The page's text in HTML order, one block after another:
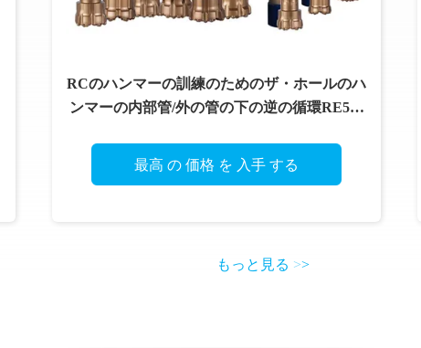
RCのハンマーの訓練のためのザ・ホールのハ
ンマーの内部管/外の管の下の逆の循環RE531
最高 の 価格 を 入手 する
もっと見る >>